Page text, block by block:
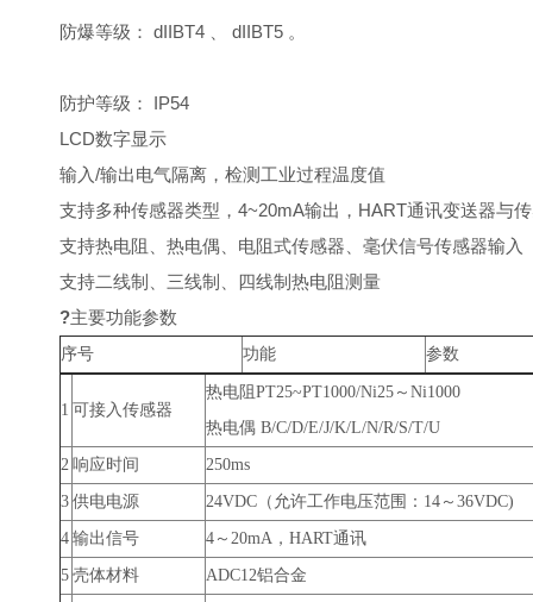
防爆等级： dIIBT4 、 dIIBT5 。
防护等级： IP54
LCD数字显示
输入/输出电气隔离，检测工业过程温度值
支持多种传感器类型，4~20mA输出，HART通讯变送器与
支持热电阻、热电偶、电阻式传感器、毫伏信号传感器输入
支持二线制、三线制、四线制热电阻测量
?主要功能参数
序号 功能 参数
1 可接入传感器
热电阻PT25~PT1000/Ni25～Ni1000
热电偶 B/C/D/E/J/K/L/N/R/S/T/U
2 响应时间 250ms
3 供电电源 24VDC（允许工作电压范围：14～36VDC)
4 输出信号 4～20mA，HART通讯
5 壳体材料 ADC12铝合金